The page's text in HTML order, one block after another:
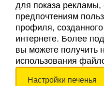
Авторские права © 2026.
для показа рекламы,
предпочтениям
профиля,
интернете. Более
вы можете получить
использования
Настройки печенья